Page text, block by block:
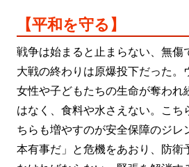
【平和を守る】
戦争は始まると止まらない、無傷
大戦の終わりは原爆投下だった。
女性や子どもたちの生命が奪われ
はなく、食料や水さえない。こち
ちらも増やすのが安全保障のジレ
本有事だ」と危機をあおり、防衛